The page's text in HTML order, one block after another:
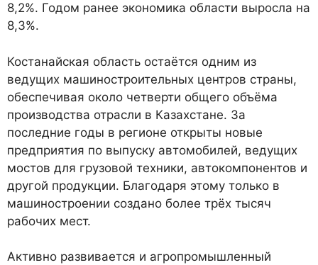
8,2%. Годом ранее экономика области выросла на
8,3%.
Костанайская область остаётся одним из
ведущих машиностроительных центров страны,
обеспечивая около четверти общего объёма
производства отрасли в Казахстане. За
последние годы в регионе открыты новые
предприятия по выпуску автомобилей, ведущих
мостов для грузовой техники, автокомпонентов и
другой продукции. Благодаря этому только в
машиностроении создано более трёх тысяч
рабочих мест.
Активно развивается и агропромышленный